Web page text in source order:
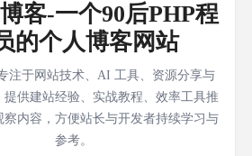
客-一个90后PHP程
的个人博客网站
注于网站技术、AI 工具、资源分享与
提供建站经验、实战教程、效率工具推
察内容，方便站长与开发者持续学习与
参考。